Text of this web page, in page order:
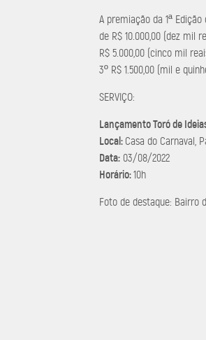
A premiação da 1ª
de R$ 10.000,00 (dez mil
R$ 5.000,00 (cinco mil
3º R$ 1.500,00 (mil e
SERVIÇO:
Lançamento Toró de
Local: Casa do Carnaval,
Data: 03/08/2022
Horário:10h
Foto de destaque: Bairro